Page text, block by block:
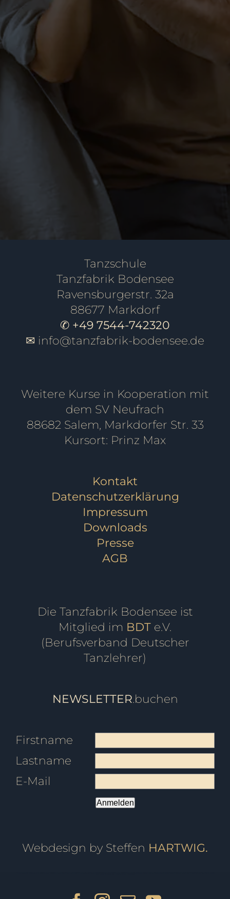
Breakdance in Markdorf
KINDER
SCHÜLER
SINGLES
Kindertanzen in Markdorf
Tanzschule
Tanzfabrik Bodensee
Ravensburgerstr. 32a
88677 Markdorf
✆ +49 7544-742320
✉ info@tanzfabrik-bodensee.de
Weitere Kurse in Kooperation mit
dem SV Neufrach
88682 Salem, Markdorfer Str. 33
Kursort: Prinz Max
Kontakt
Datenschutzerklärung
Impressum
Downloads
Presse
AGB
Die Tanzfabrik Bodensee ist
Mitglied im BDT e.V.
(Berufsverband Deutscher
Tanzlehrer)
NEWSLETTER.buchen
Firstname
Lastname
E-Mail
Anmelden
Webdesign by Steffen HARTWIG.